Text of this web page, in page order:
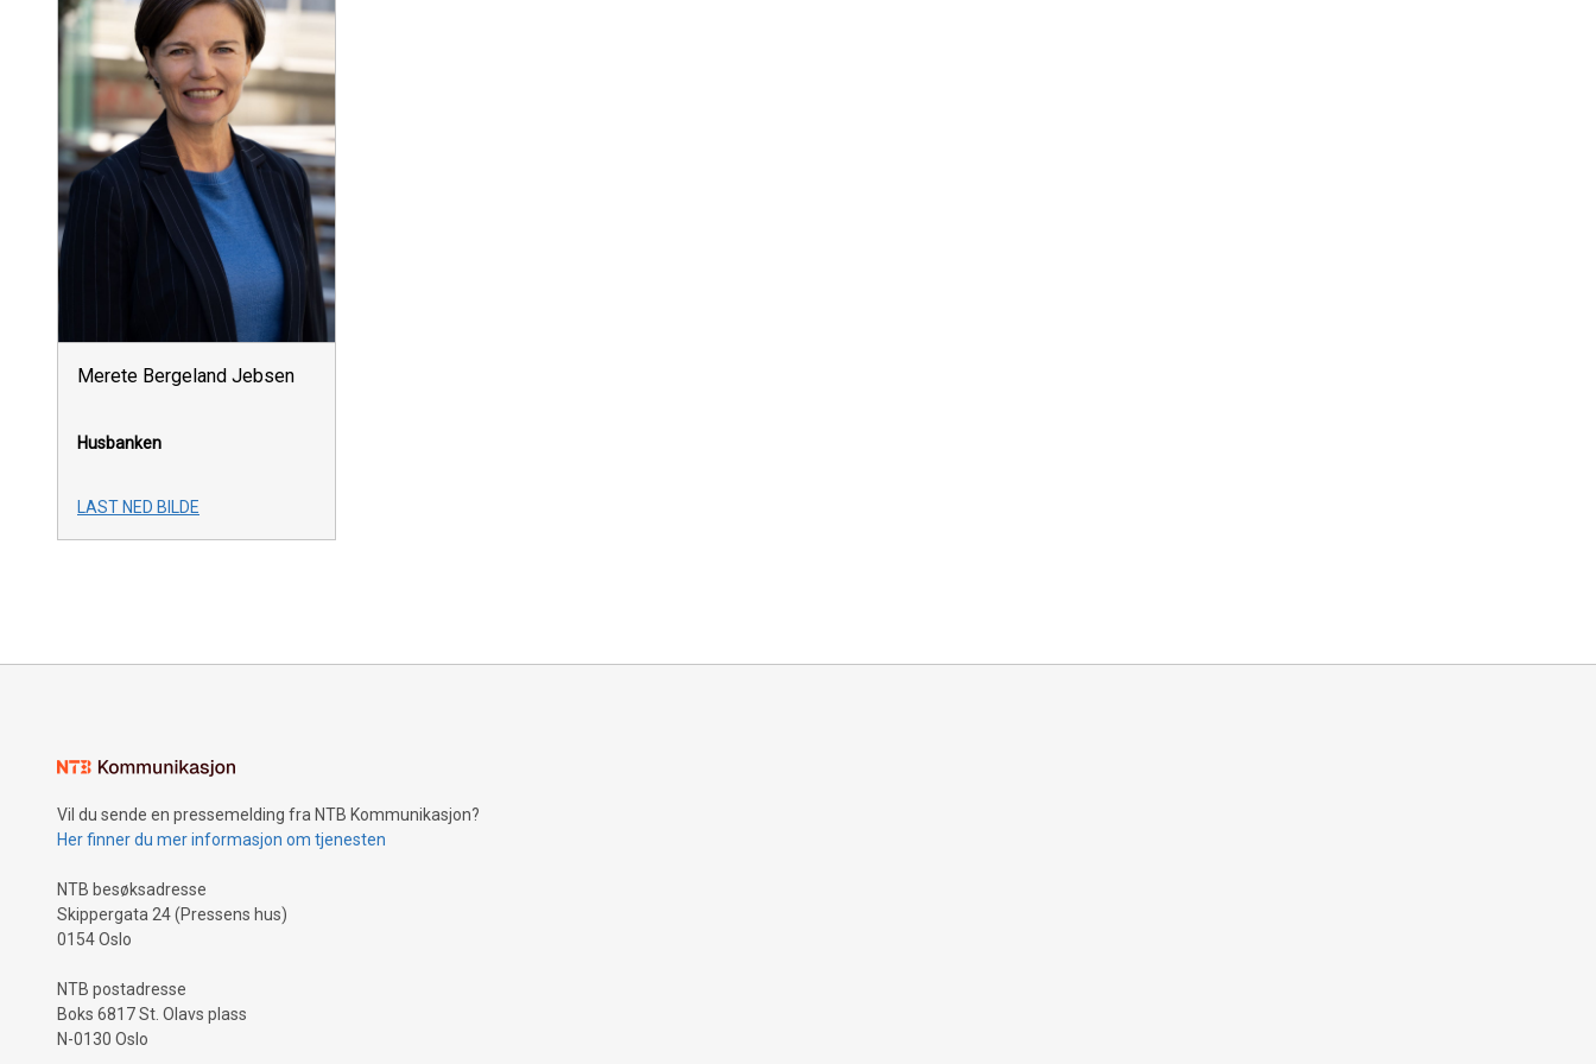
Merete Bergeland Jebsen
Husbanken
LAST NED BILDE
Vil du sende en pressemelding fra NTB Kommunikasjon?
Her finner du mer informasjon om tjenesten
NTB besøksadresse
Skippergata 24 (Pressens hus)
0154 Oslo
NTB postadresse
Boks 6817 St. Olavs plass
N-0130 Oslo